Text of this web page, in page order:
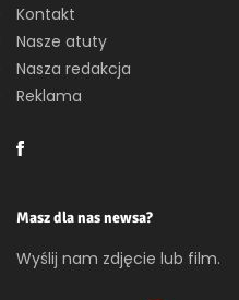
Kontakt
Nasze atuty
Nasza redakcja
Reklama
Masz dla nas newsa?
Wyślij nam zdjęcie lub film.